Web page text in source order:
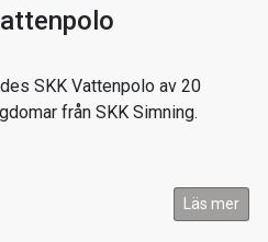
SKK Vattenpolo av 20
från SKK Simning.
Läs mer